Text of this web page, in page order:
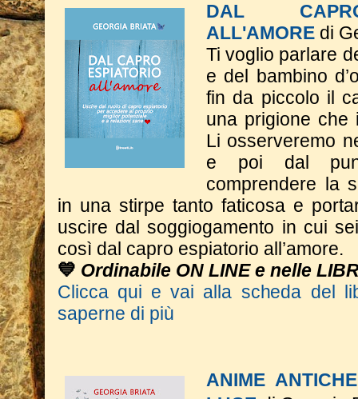
DAL
ALL'AMORE di
Ti voglio parlare
e del bambino
fin da piccolo il
una prigione che
Li osserveremo
e poi dal
comprendere la
in una stirpe tanto faticosa e
uscire dal soggiogamento in cui
così dal capro espiatorio all’amore.
💙 Ordinabile ON LINE e nelle
Clicca qui e vai alla scheda del
saperne di più
ANIME